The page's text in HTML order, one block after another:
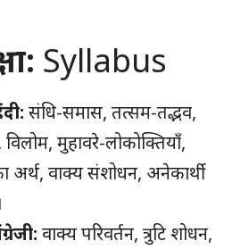
Syllabus
संधि-समास, तत्सम-तद्भव,
विलोम, मुहावरे-लोकोक्तियाँ,
अर्थ, वाक्य संशोधन, अनेकार्थी
वाक्य परिवर्तन, त्रुटि शोधन,